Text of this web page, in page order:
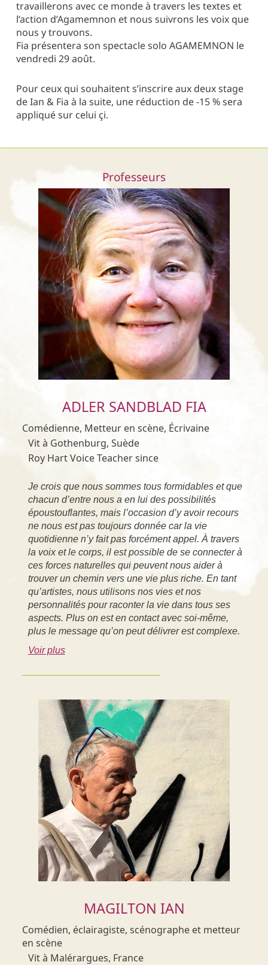
travaillerons avec ce monde à travers les textes et
l’action d’Agamemnon et nous suivrons les voix que
nous y trouvons.
Fia présentera son spectacle solo AGAMEMNON le
vendredi 29 août.
Pour ceux qui souhaitent s’inscrire aux deux stage
de Ian & Fia à la suite, une réduction de -15 % sera
appliqué sur celui çi.
Professeurs
ADLER SANDBLAD FIA
Comédienne, Metteur en scène, Écrivaine
Vit à Gothenburg, Suède
Roy Hart Voice Teacher since
Je crois que nous sommes tous formidables et que
chacun d’entre nous a en lui des possibilités
époustouflantes, mais l’occasion d’y avoir recours
ne nous est pas toujours donnée car la vie
quotidienne n’y fait pas forcément appel. À travers
la voix et le corps, il est possible de se connecter à
ces forces naturelles qui peuvent nous aider à
trouver un chemin vers une vie plus riche. En tant
qu’artistes, nous utilisons nos vies et nos
personnalités pour raconter la vie dans tous ses
aspects. Plus on est en contact avec soi-même,
plus le message qu’on peut délivrer est complexe.
Voir plus
MAGILTON IAN
Comédien, éclairagiste, scénographe et metteur
en scène
Vit à Malérargues, France